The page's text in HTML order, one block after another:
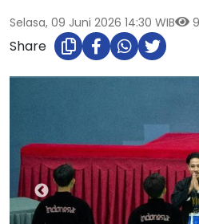
Selasa, 09 Juni 2026 14:30 WIB
Share